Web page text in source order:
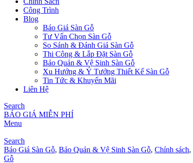
Công Trình
Blog
Báo Giá Sàn Gỗ
Tư Vấn Chọn Sàn Gỗ
So Sánh & Đánh Giá Sàn Gỗ
Thi Công & Lắp Đặt Sàn Gỗ
Bảo Quản & Vệ Sinh Sàn Gỗ
Xu Hướng & Ý Tưởng Thiết Kế Sàn Gỗ
Tin Tức & Khuyến Mãi
Liên Hệ
Search
BÁO GIÁ MIỄN PHÍ
Menu
Search
Báo Giá Sàn Gỗ, Bảo Quản & Vệ Sinh Sàn Gỗ, Chính sách,
Gỗ